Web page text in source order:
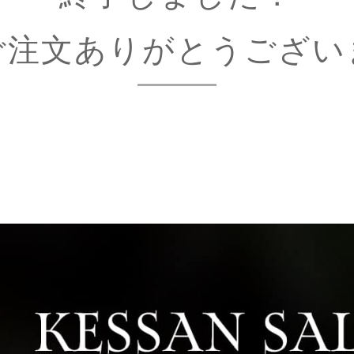
文ありがとうござ